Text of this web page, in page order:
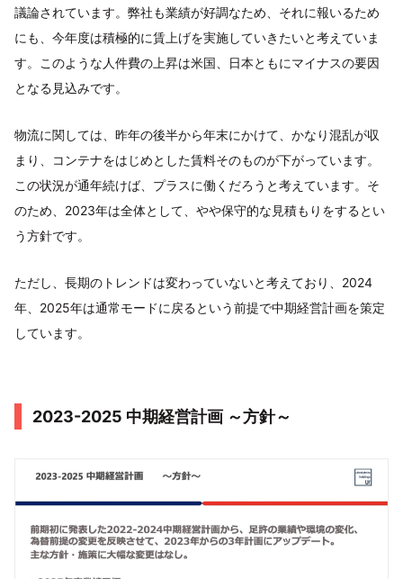
議論されています。弊社も業績が好調なため、それに報いるため
にも、今年度は積極的に賃上げを実施していきたいと考えていま
す。このような人件費の上昇は米国、日本ともにマイナスの要因
となる見込みです。
物流に関しては、昨年の後半から年末にかけて、かなり混乱が収
まり、コンテナをはじめとした賃料そのものが下がっています。
この状況が通年続けば、プラスに働くだろうと考えています。そ
のため、2023年は全体として、やや保守的な見積もりをするとい
う方針です。
ただし、長期のトレンドは変わっていないと考えており、2024
年、2025年は通常モードに戻るという前提で中期経営計画を策定
しています。
2023-2025 中期経営計画 ～方針～